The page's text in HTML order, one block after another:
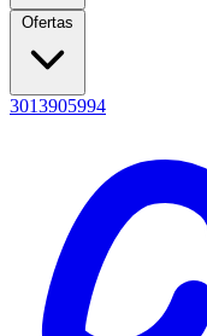
Ofertas
3013905994